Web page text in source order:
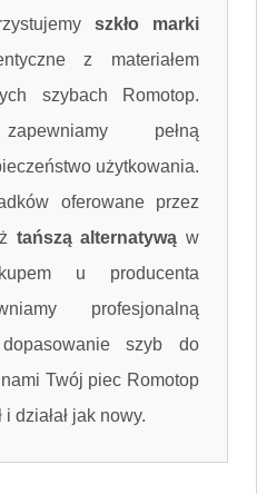
szkło marki
z materiałem
szybach Romotop.
pełną
użytkowania.
oferowane przez
tańszą alternatywą w
u producenta
profesjonalną
szyb do
Twój piec Romotop
działał jak nowy.